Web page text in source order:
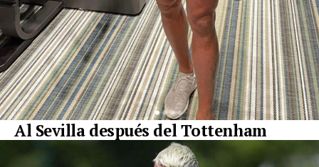
Al Sevilla después del Tottenham